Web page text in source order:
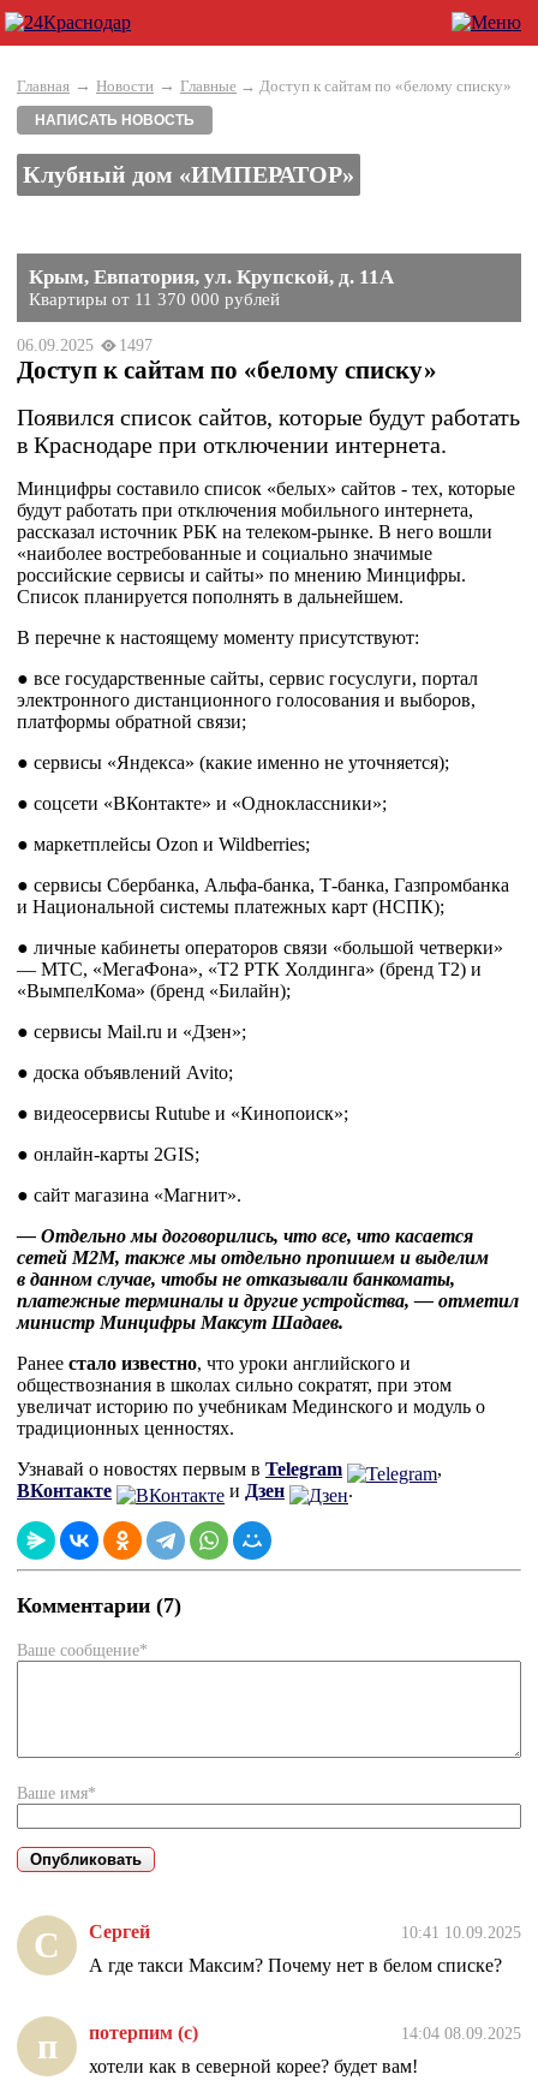
Главная → Новости → Главные → Доступ к сайтам по «белому списку»
НАПИСАТЬ НОВОСТЬ
Клубный дом «ИМПЕРАТОР»
Крым, Евпатория, ул. Крупской, д. 11А
Квартиры от 11 370 000 рублей
06.09.2025 1497
Доступ к сайтам по «белому списку»
Появился список сайтов, которые будут работать
в Краснодаре при отключении интернета.
Минцифры составило список «белых» сайтов - тех, которые
будут работать при отключения мобильного интернета,
рассказал источник РБК на телеком-рынке. В него вошли
«наиболее востребованные и социально значимые
российские сервисы и сайты» по мнению Минцифры.
Список планируется пополнять в дальнейшем.
В перечне к настоящему моменту присутствуют:
● все государственные сайты, сервис госуслуги, портал
электронного дистанционного голосования и выборов,
платформы обратной связи;
● сервисы «Яндекса» (какие именно не уточняется);
● соцсети «ВКонтакте» и «Одноклассники»;
● маркетплейсы Ozon и Wildberries;
● сервисы Сбербанка, Альфа-банка, Т-банка, Газпромбанка
и Национальной системы платежных карт (НСПК);
● личные кабинеты операторов связи «большой четверки»
— МТС, «МегаФона», «Т2 РТК Холдинга» (бренд Т2) и
«ВымпелКома» (бренд «Билайн);
● сервисы Mail.ru и «Дзен»;
● доска объявлений Avito;
● видеосервисы Rutube и «Кинопоиск»;
● онлайн-карты 2GIS;
● сайт магазина «Магнит».
— Отдельно мы договорились, что все, что касается
сетей M2M, также мы отдельно пропишем и выделим
в данном случае, чтобы не отказывали банкоматы,
платежные терминалы и другие устройства, — отметил
министр Минцифры Максут Шадаев.
Ранее стало известно, что уроки английского и
обществознания в школах сильно сократят, при этом
увеличат историю по учебникам Мединского и модуль о
традиционных ценностях.
Узнавай о новостях первым в Telegram
,
ВКонтакте
и Дзен .
Комментарии (7)
Ваше сообщение*
Ваше имя*
С Сергей 10:41 10.09.2025
А где такси Максим? Почему нет в белом списке?
п потерпим (с) 14:04 08.09.2025
хотели как в северной корее? будет вам!